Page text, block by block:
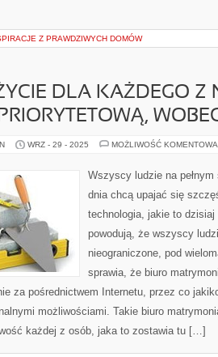
Z PRAWDZIWYCH DOMÓW
DLA KAŻDEGO Z
WRZ - 29 - 2025 MOŻLIWOŚĆ
Wszyscy ludzie na
dnia chcą upajać się
technologia, jakie to
powodują, że wszyscy
nieograniczone, pod
sprawia, że biuro
za pośrednictwem Internetu, przez co
możliwościami. Takie biuro
każdej z osób, jaka to zostawia tu […]